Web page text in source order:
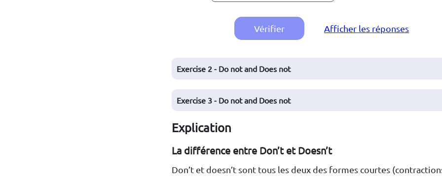
Vérifier Afficher les réponses
Exercise 2 - Do not and Does not
Exercise 3 - Do not and Does not
Explication
La différence entre Don’t et Doesn’t
Don’t et doesn’t sont tous les deux des formes courtes